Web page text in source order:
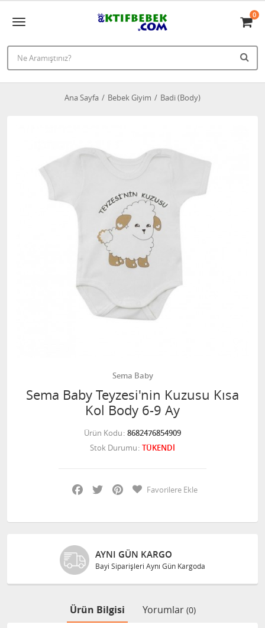
0
Ana Sayfa Bebek Giyim Badi (Body)
Sema Baby
Sema Baby Teyzesi'nin Kuzusu Kısa
Kol Body 6-9 Ay
Ürün Kodu 8682476854909
Stok Durumu TÜKENDİ
Facebook
Twitter PinterestFavorilere Ekle
AYNI GÜN KARGO
Bayi Siparişleri Aynı Gün Kargoda
Ürün Bilgisi Yorumlar (0)